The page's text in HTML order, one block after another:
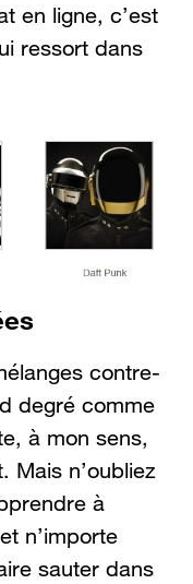
en ligne, c’est
ressort dans
contre-
degré comme
à mon sens,
Mais n’oubliez
à
n’importe
sauter dans